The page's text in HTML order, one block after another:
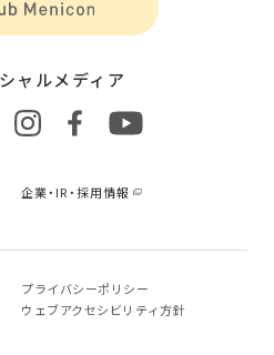
ャルメディア
企業・IR・採用情報
プライバシーポリシー
ウェブアクセシビリティ方針